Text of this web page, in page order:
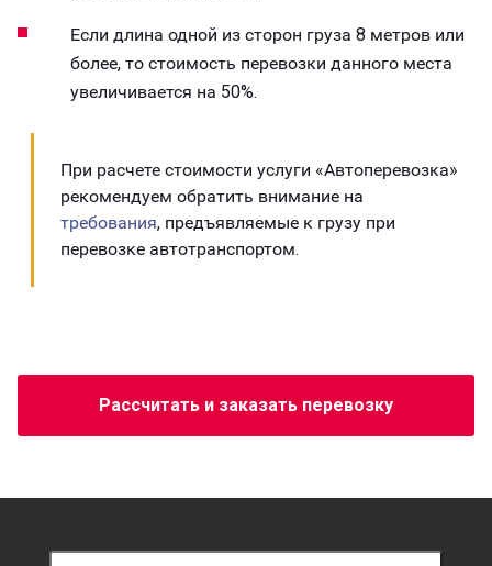
Если длина одной из сторон груза 8 метров или
более, то стоимость перевозки данного места
увеличивается на 50%.
При расчете стоимости услуги «Автоперевозка»
рекомендуем обратить внимание на
требования, предъявляемые к грузу при
перевозке автотранспортом.
Рассчитать и заказать перевозку